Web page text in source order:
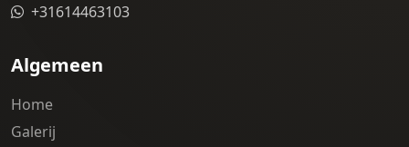
+31614463103
Algemeen
Home
Galerij